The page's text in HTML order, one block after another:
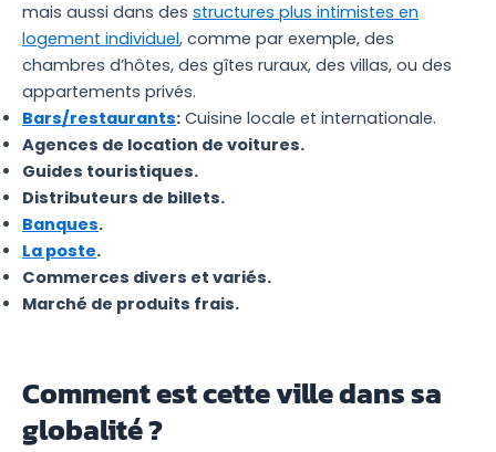
mais aussi dans des structures plus intimistes en
logement individuel, comme par exemple, des
chambres d’hôtes, des gîtes ruraux, des villas, ou des
appartements privés.
Bars/restaurants: Cuisine locale et internationale.
Agences de location de voitures.
Guides touristiques.
Distributeurs de billets.
Banques.
La poste.
Commerces divers et variés.
Marché de produits frais.
Comment est cette ville dans sa
globalité ?